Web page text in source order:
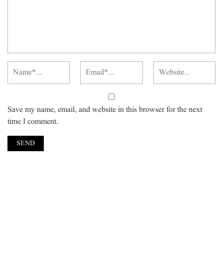
Save my name, email, and website in this browser for the next
time I comment.